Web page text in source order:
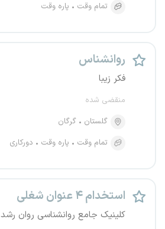
تمام وقت
پاره وقت
روانشناس
فکر زیبا
منقضی شده
گلستان
گرگان
تمام وقت
پاره وقت دورکاری
استخدام ۴ عنوان شغلی
کلینیک جامع روانشناسی روان رشد